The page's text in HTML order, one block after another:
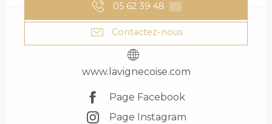
05 62 39 48 ▒▒
Contactez-nous
www.lavignecoise.com
Page Facebook
Page Instagram